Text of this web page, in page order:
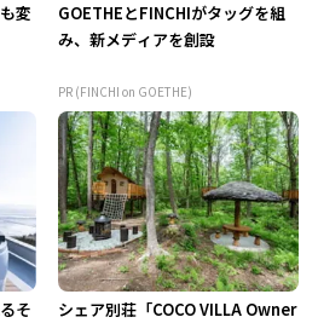
変
GOETHEとFINCHIがタッグを組
み、新メディアを創設
PR (FINCHI on GOETHE)
そ
シェア別荘「COCO VILLA Owner